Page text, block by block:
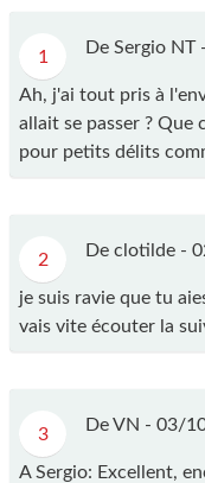
1 De Sergio NT -
Ah, j'ai tout pris à
allait se passer ? Que
pour petits délits
2 De clotilde -
je suis ravie que tu
vais vite écouter la
3 De VN - 03/
A Sergio: Excellent,